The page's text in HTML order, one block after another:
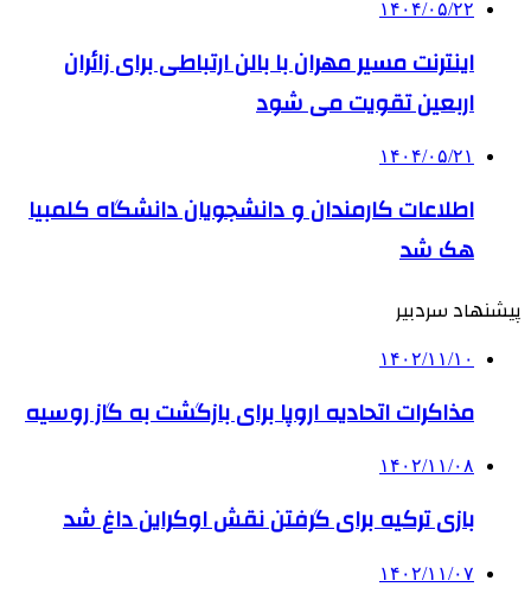
۱۴۰۴/۰۵/۲۲
اینترنت مسیر مهران با بالن ارتباطی برای زائران
اربعین تقویت می شود
۱۴۰۴/۰۵/۲۱
اطلاعات کارمندان و دانشجویان دانشگاه کلمبیا
هک شد
پیشنهاد سردبیر
۱۴۰۲/۱۱/۱۰
مذاکرات اتحادیه اروپا برای بازگشت به گاز روسیه
۱۴۰۲/۱۱/۰۸
بازی ترکیه برای گرفتن نقش اوکراین داغ شد
۱۴۰۲/۱۱/۰۷